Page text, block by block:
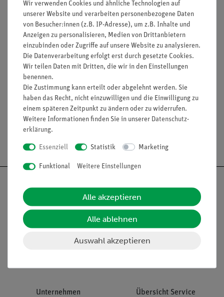
77 Seiten Arbeitsblätter und Ergänzungen mit Lösungen
20 Testaufgaben
Interaktive Aufgaben im H5P-Format
Zielgruppen: Sek I
Lauflänge: 21:12 min
Unternehmen
Übersicht Service
Wir verwenden Cookies und ähnliche Technologien auf
unserer Website und verarbeiten personenbezogene Daten
von Besucher:innen (z.B. IP-Adresse), um z.B. Inhalte und
Anzeigen zu personalisieren, Medien von Drittanbietern
einzubinden oder Zugriffe auf unsere Website zu analysieren.
Die Datenverarbeitung erfolgt erst durch gesetzte Cookies.
Wir teilen Daten mit Dritten, die wir in den Einstellungen
benennen.
Die Zustimmung kann erteilt oder abgelehnt werden. Sie
haben das Recht, nicht einzuwilligen und die Einwilligung zu
einem späteren Zeitpunkt zu ändern oder zu widerrufen.
Weitere Informationen finden Sie in unserer Daten­schutz­
erklärung.
Essenziell Statistik Marketing
Funktional Weitere Einstellungen
Alle akzeptieren
Alle ablehnen
Auswahl akzeptieren